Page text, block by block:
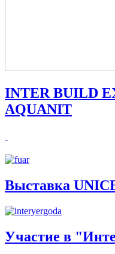
INTER BUILD
AQUANIT
Выставка
Участие в